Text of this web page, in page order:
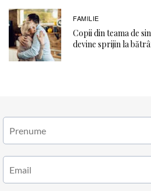
FAMILIE
Copii din teama de
devine sprijin la